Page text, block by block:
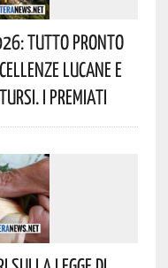
Tutto Pronto
Lucane E
I Premiati